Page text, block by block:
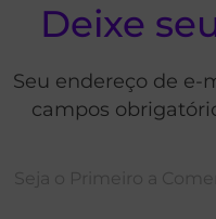
Deixe
Seu endereço de e-
campos